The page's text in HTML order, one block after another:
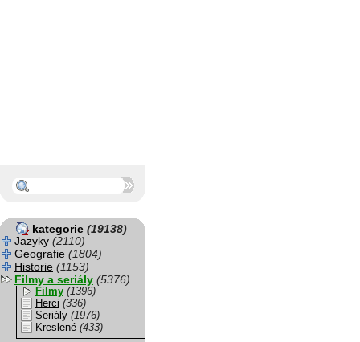
kategorie (19138)
Jazyky (2110)
Geografie (1804)
Historie (1153)
Filmy a seriály (5376)
Filmy (1396)
Herci (336)
Seriály (1976)
Kreslené (433)